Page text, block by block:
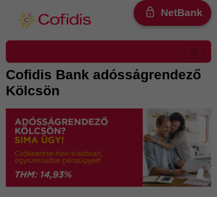
NetBank
Cofidis Bank adósságrendező
Kölcsön